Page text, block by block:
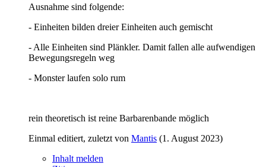
Ausnahme sind folgende:
- Einheiten bilden dreier Einheiten auch gemischt
- Alle Einheiten sind Plänkler. Damit fallen alle aufwendigen
Bewegungsregeln weg
- Monster laufen solo rum
rein theoretisch ist reine Barbarenbande möglich
Einmal editiert, zuletzt von Mantis (1. August 2023)
Inhalt melden